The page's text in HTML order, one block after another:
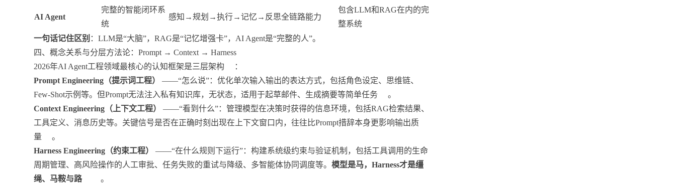
AI Agent
完整的智能闭环系
统
感知→规划→执行→记忆→反思全链路能力
包含LLM和RAG在内的完
整系统
一句话记住区别 ：LLM是“大脑”，RAG是“记忆增强卡”，AI Agent是“完整的人”。
四、概念关系与分层方法论：Prompt → Context → Harness
2026年AI Agent工程领域最核心的认知框架是三层架构
：
Prompt Engineering（提示词工程）
——“怎么说”：优化单次输入输出的表达方式，包括角色设定、思维链、
Few-Shot示例等。但Prompt无法注入私有知识库，无状态，适用于起草邮件、生成摘要等简单任务
。
Context Engineering（上下文工程）
——“看到什么”：管理模型在决策时获得的信息环境，包括RAG检索结果、
工具定义、消息历史等。关键信号是否在正确时刻出现在上下文窗口内，往往比Prompt措辞本身更影响输出质
量
。
Harness Engineering（约束工程）
——“在什么规则下运行”：构建系统级约束与验证机制，包括工具调用的生命
周期管理、高风险操作的人工审批、任务失败的重试与降级、多智能体协同调度等。模型是马，Harness才是缰
绳、马鞍与路
。